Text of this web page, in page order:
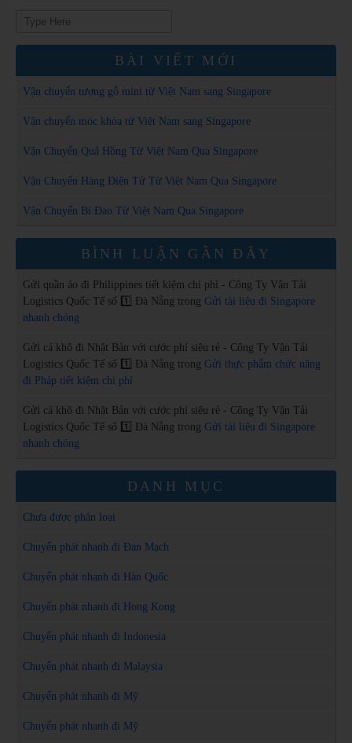
Search
BÀI VIẾT MỚI
Vận chuyển tượng gỗ mini từ Việt Nam sang Singapore
Vận chuyển móc khóa từ Việt Nam sang Singapore
Vận Chuyển Quả Hồng Từ Việt Nam Qua Singapore
Vận Chuyển Hàng Điện Tử Từ Việt Nam Qua Singapore
Vận Chuyển Bí Đao Từ Việt Nam Qua Singapore
BÌNH LUẬN GẦN ĐÂY
Gửi quần áo đi Philippines tiết kiệm chi phí - Công Ty Vận Tải
Logistics Quốc Tế số 1️⃣ Đà Nẵng trong Gửi tài liệu đi Singapore
nhanh chóng
Gửi cá khô đi Nhật Bản với cước phí siêu rẻ - Công Ty Vận Tải
Logistics Quốc Tế số 1️⃣ Đà Nẵng trong Gửi thực phẩm chức năng
đi Pháp tiết kiệm chi phí
Gửi cá khô đi Nhật Bản với cước phí siêu rẻ - Công Ty Vận Tải
Logistics Quốc Tế số 1️⃣ Đà Nẵng trong Gửi tài liệu đi Singapore
nhanh chóng
DANH MỤC
Chưa được phân loại
Chuyển phát nhanh đi Đan Mạch
Chuyển phát nhanh đi Hàn Quốc
Chuyển phát nhanh đi Hong Kong
Chuyển phát nhanh đi Indonesia
Chuyển phát nhanh đi Malaysia
Chuyển phát nhanh đi Mỹ
Chuyển phát nhanh đi Mỹ